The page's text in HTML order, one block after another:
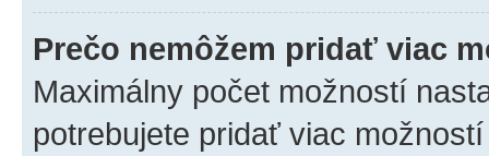
Prečo nemôžem pridať viac
Maximálny počet možností
potrebujete pridať viac